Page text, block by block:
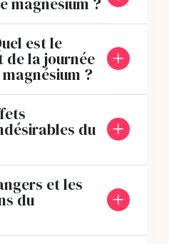
est le
de la journée
?
du
et les
du